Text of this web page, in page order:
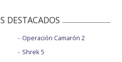
DESTACADOS
Operación Camarón 2
Shrek 5